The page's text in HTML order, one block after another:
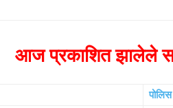
आज प्रकाशित झालेले